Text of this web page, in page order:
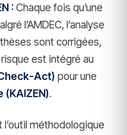
:Chaque fois qu’une
l’AMDEC, l’analyse
sont corrigées,
est intégré au
Act) pour une
.
l’outil méthodologique